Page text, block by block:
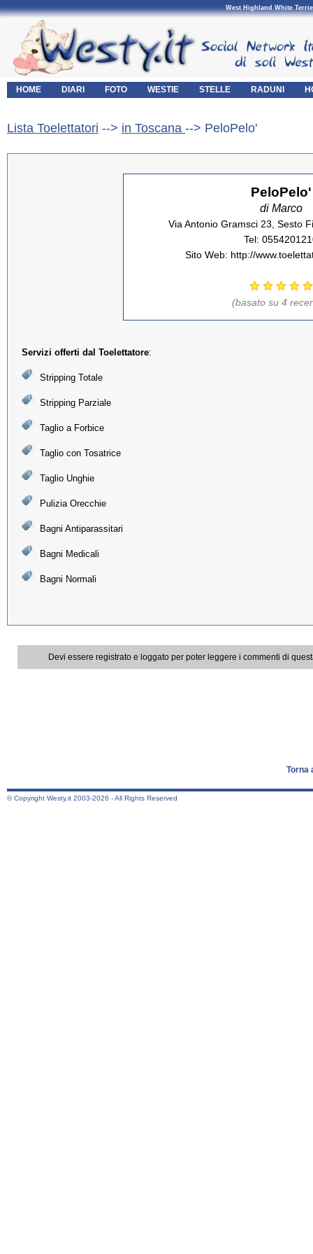
West Highland White
HOME DIARI FOTO WESTIE STELLE RADUNI
Lista Toelettatori --> in Toscana --> PeloPelo'
PeloPelo'
di Marco
Via Antonio Gramsci 23, Sesto
Tel:
Sito Web: http://
(basato su 4
Servizi offerti dal Toelettatore:
Stripping Totale
Stripping Parziale
Taglio a Forbice
Taglio con Tosatrice
Taglio Unghie
Pulizia Orecchie
Bagni Antiparassitari
Bagni Medicali
Bagni Normali
Devi essere registrato e loggato per poter leggere i commenti di
Torna
© Copyright Westy.it 2003-2026 - All Rights Reserved